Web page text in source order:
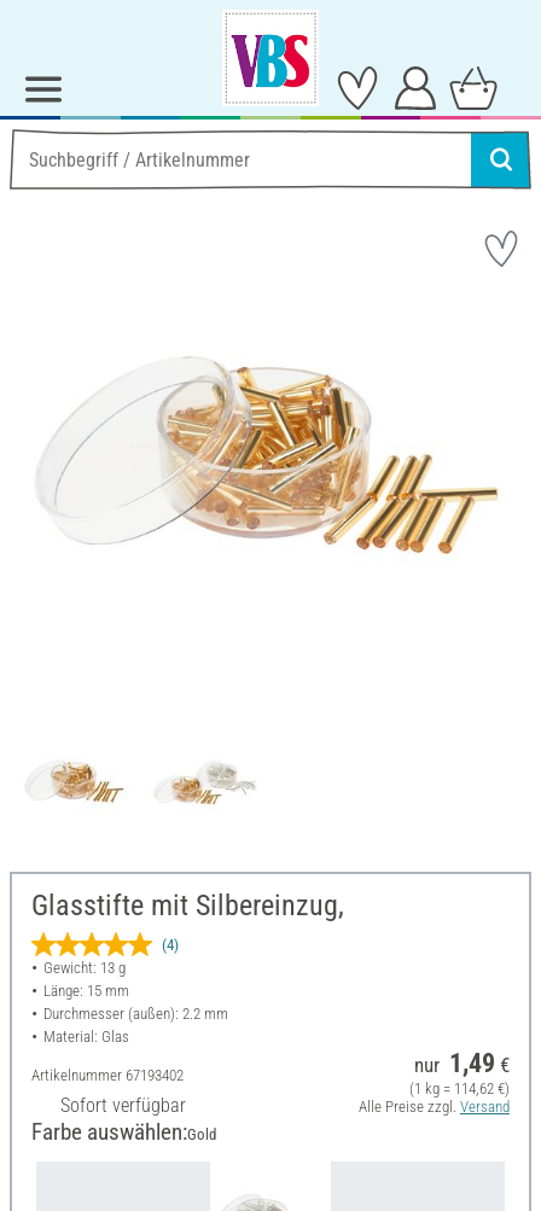
Glasstifte mit Silbereinzug,
(4)
Gewicht: 13 g
Länge: 15 mm
Durchmesser (außen): 2.2 mm
Material: Glas
Artikelnummer 67193402
Sofort verfügbar
nur 1,49 €
(1 kg = 114,62 €)
Alle Preise zzgl. Versand
Farbe auswählen:Gold